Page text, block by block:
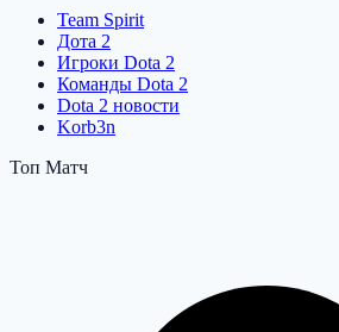
Team Spirit
Дота 2
Игроки Dota 2
Команды Dota 2
Dota 2 новости
Korb3n
Топ Матч